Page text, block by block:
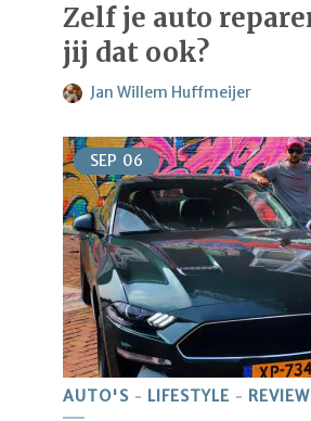
Zelf je auto
jij dat ook?
Jan Willem Huffmeijer
SEP 06
AUTO'S LIFESTYLE REVIEW